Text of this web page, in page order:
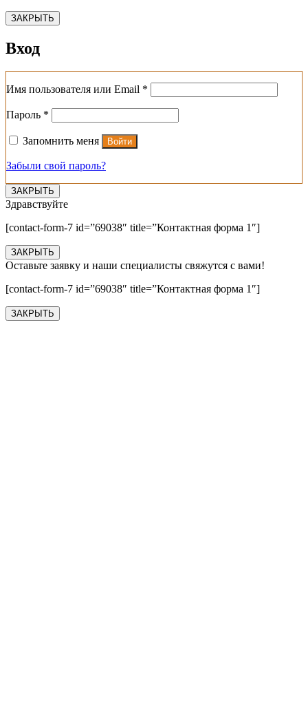
ЗАКРЫТЬ
Вход
Имя пользователя или Email *
Пароль *
Запомнить меня Войти
Забыли свой пароль?
ЗАКРЫТЬ
Здравствуйте
[contact-form-7 id=”69038″ title=”Контактная форма 1″]
ЗАКРЫТЬ
Оставьте заявку и наши специалисты свяжутся с вами!
[contact-form-7 id=”69038″ title=”Контактная форма 1″]
ЗАКРЫТЬ